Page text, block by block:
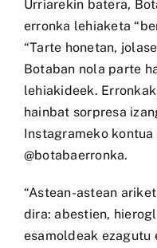
Urriarekin batera,
erronka lehiaketa
“Tarte honetan,
Botaban nola parte
lehiakideek.
hainbat sorpresa
Instagrameko
@botabaerronka.
“Astean-astean
dira: abestien,
esamoldeak ezagutu